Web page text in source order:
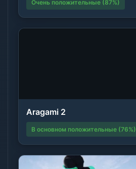
Очень положительные (87%)
Aragami 2
В основном положительные (76%)